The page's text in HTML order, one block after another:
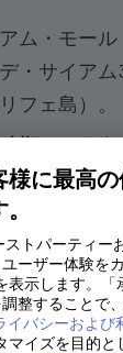
アム・モー
・サイア
フェ島）。
ーロ。
午前11時から
ランド
に最高
トパーティー
ーザー体験を
表示します。
整することで
イバシーおよび
マイズを目的